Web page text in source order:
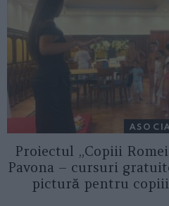
Proiectul „Copiii
Pavona – cursuri
pictură pentru